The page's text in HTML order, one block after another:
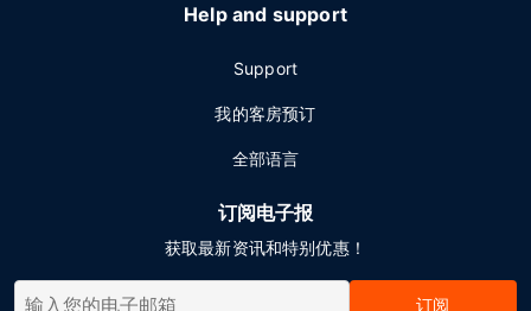
Help and support
Support
我的客房预订
全部语言
订阅电子报
获取最新资讯和特别优惠！
订阅